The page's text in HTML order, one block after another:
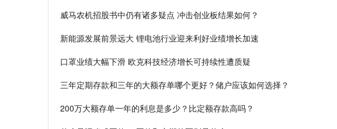
威马农机招股书中仍有诸多疑点 冲击创业板结果如何？
新能源发展前景远大 锂电池行业迎来利好业绩增长加速
口罩业绩大幅下滑 欧克科技经济增长可持续性遭质疑
三年定期存款和三年的大额存单哪个更好？储户应该如何选择？
200万大额存单一年的利息是多少？比定额存款高吗？